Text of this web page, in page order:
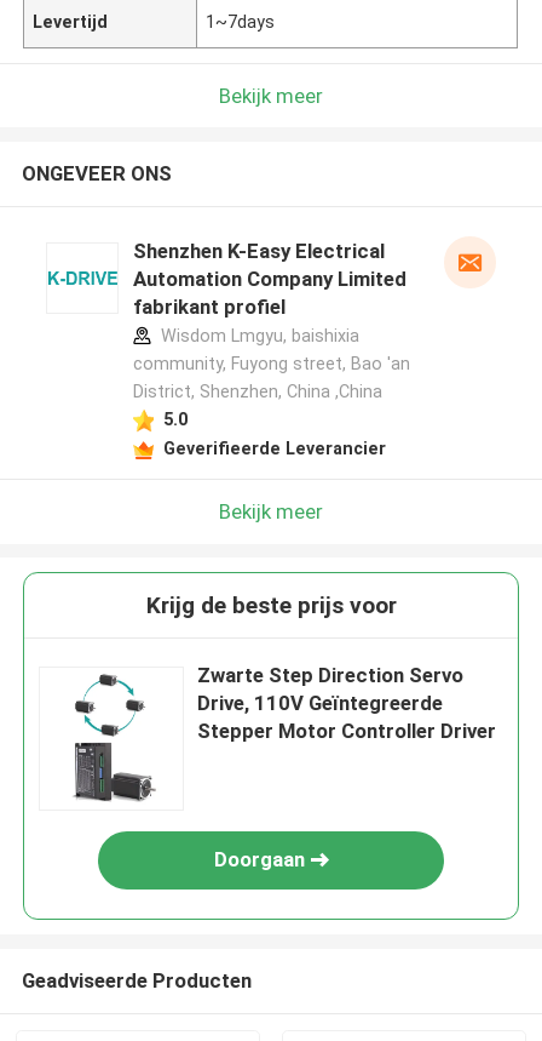
Levertijd 1~7days
Bekijk meer
ONGEVEER ONS
Shenzhen K-Easy Electrical
Automation Company Limited
fabrikant profiel
Wisdom Lmgyu, baishixia
community, Fuyong street, Bao 'an
District, Shenzhen, China ,China
5.0
Geverifieerde Leverancier
Bekijk meer
Krijg de beste prijs voor
Zwarte Step Direction Servo
Drive, 110V Geïntegreerde
Stepper Motor Controller Driver
Doorgaan
Geadviseerde Producten